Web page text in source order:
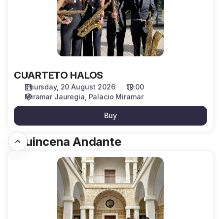
CUARTETO HALOS
Thursday, 20 August 2026
19:00
Miramar Jauregia Palacio Miramar
Buy
I. Quincena Andante
BACHCELONA